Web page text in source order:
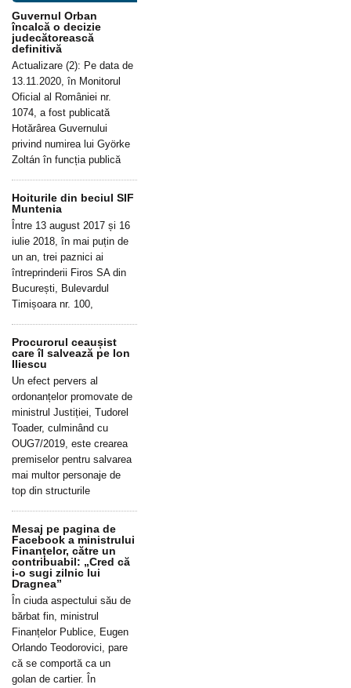
Guvernul Orban
încalcă o decizie
judecătorească
definitivă
Actualizare (2): Pe data de
13.11.2020, în Monitorul
Oficial al României nr.
1074, a fost publicată
Hotărârea Guvernului
privind numirea lui Györke
Zoltán în funcția publică
Hoiturile din beciul SIF
Muntenia
Între 13 august 2017 și 16
iulie 2018, în mai puțin de
un an, trei paznici ai
întreprinderii Firos SA din
București, Bulevardul
Timișoara nr. 100,
Procurorul ceaușist
care îl salvează pe Ion
Iliescu
Un efect pervers al
ordonanțelor promovate de
ministrul Justiției, Tudorel
Toader, culminând cu
OUG7/2019, este crearea
premiselor pentru salvarea
mai multor personaje de
top din structurile
Mesaj pe pagina de
Facebook a ministrului
Finanțelor, către un
contribuabil: „Cred că
i-o sugi zilnic lui
Dragnea”
În ciuda aspectului său de
bărbat fin, ministrul
Finanțelor Publice, Eugen
Orlando Teodorovici, pare
că se comportă ca un
golan de cartier. În